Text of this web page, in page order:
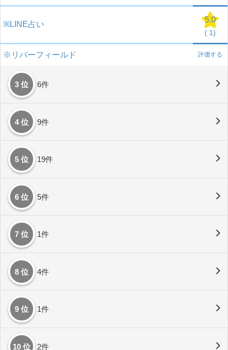
※LINE占い
5.0
( 1)
※リバーフィールド 評価する
3 位 6件
4 位 9件
5 位 19件
6 位 5件
7 位 1件
8 位 4件
9 位 1件
10 位 2件